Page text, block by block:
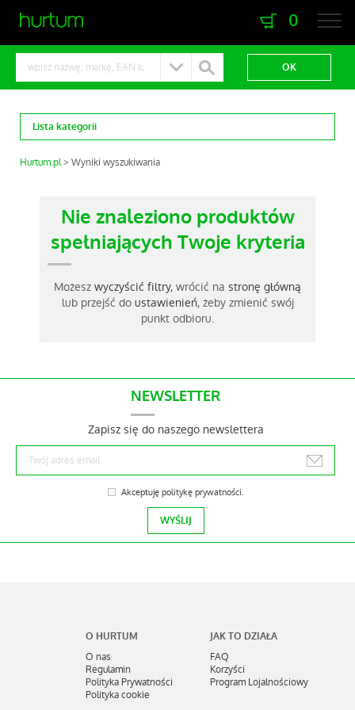
0
Lista kategorii
Hurtum.pl Wyniki wyszukiwania
Nie znaleziono produktów
spełniających Twoje kryteria
Możesz wyczyścić filtry, wrócić na stronę główną
lub przejść do ustawienień, żeby zmienić swój
punkt odbioru.
NEWSLETTER
Zapisz się do naszego newslettera
Akceptuję politykę prywatności.
O HURTUM
O nas
Regulamin
Polityka Prywatności
Polityka cookie
JAK TO DZIAŁA
FAQ
Korzyści
Program Lojalnościowy